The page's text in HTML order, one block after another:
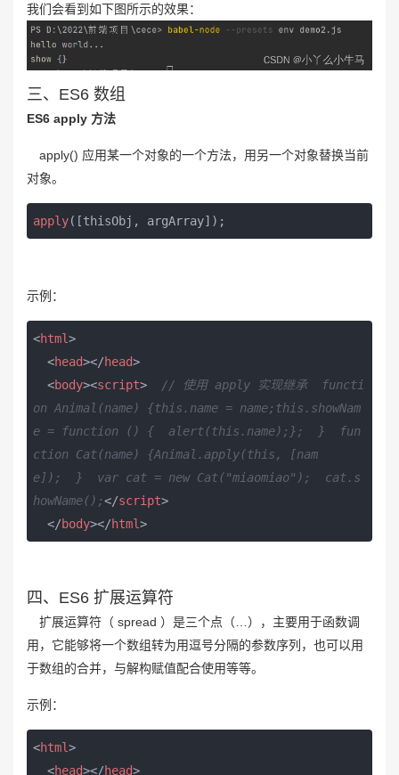
我们会看到如下图所示的效果：
三、ES6 数组
ES6 apply 方法
apply() 应用某一个对象的一个方法，用另一个对象替换当前
对象。
apply([thisObj, argArray]);
示例：
<html>
<head></head>
<body><script>
// 使用 apply 实现继承  functi
on Animal(name) {this.name = name;this.showNam
e = function () {  alert(this.name);};  }  fun
ction Cat(name) {Animal.apply(this, [nam
e]);  }  var cat = new Cat("miaomiao");  cat.s
howName();</script>
</body></html>
四、ES6 扩展运算符
扩展运算符（ spread ）是三个点（…），主要用于函数调
用，它能够将一个数组转为用逗号分隔的参数序列，也可以用
于数组的合并，与解构赋值配合使用等等。
示例：
<html>
<head></head>